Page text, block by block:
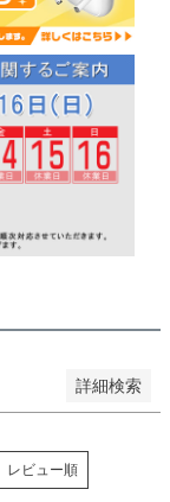
詳細検索
レビュー順